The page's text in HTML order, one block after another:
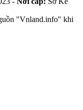
"Vnland.info" khi